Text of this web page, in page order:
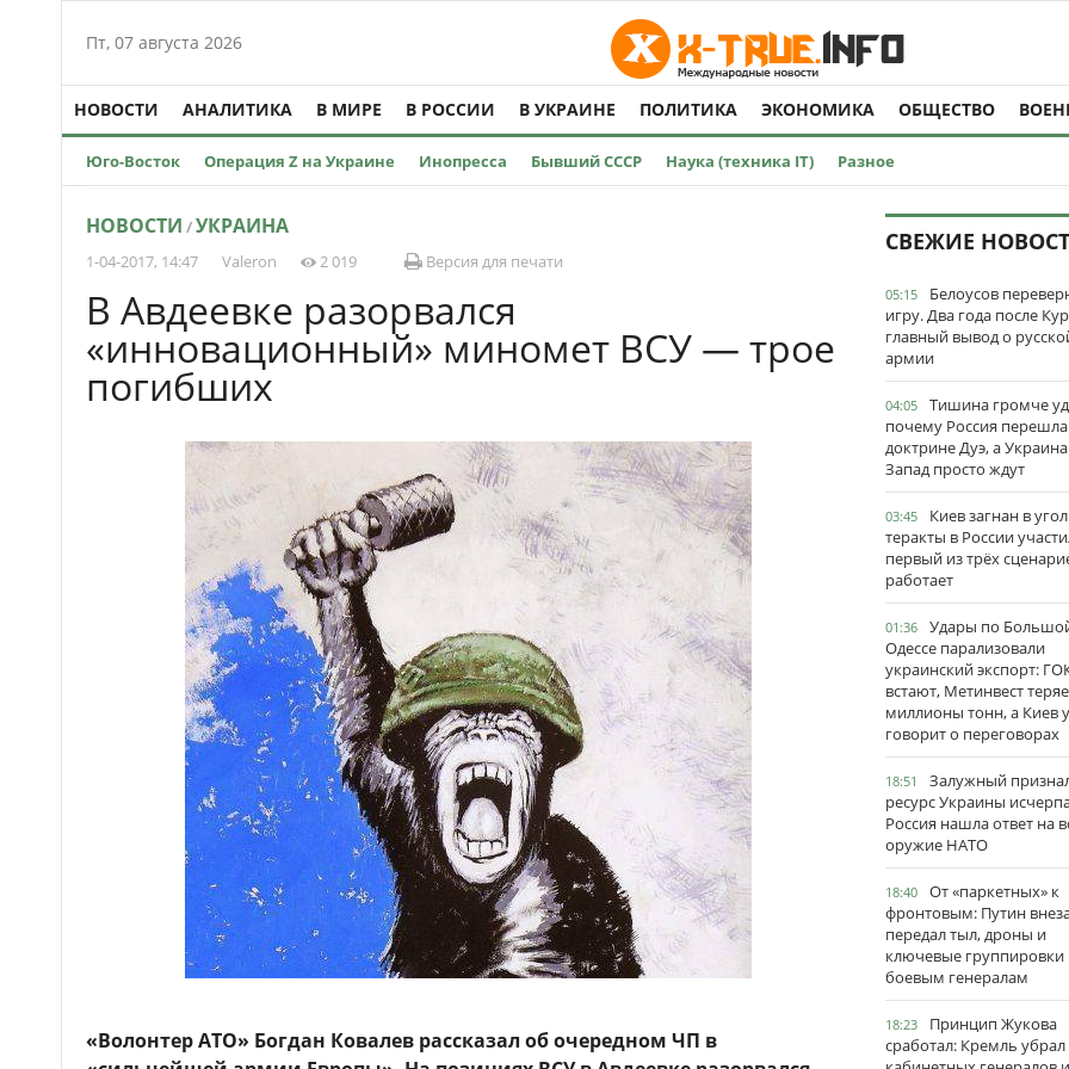
Пт, 07 августа 2026
НОВОСТИ АНАЛИТИКА В МИРЕ В РОССИИ В УКРАИНЕ ПОЛИТИКА ЭКОНОМИКА ОБЩЕСТВО
Юго-Восток Операция Z на Украине Инопресса Бывший СССР Наука (техника IT) Разное
НОВОСТИ /УКРАИНА
1-04-2017, 14:47 Valeron 2 019 Версия для печати
В Авдеевке разорвался
«инновационный» миномет ВСУ — трое
погибших
«Волонтер АТО» Богдан Ковалев рассказал об очередном ЧП в
СВЕЖИЕ
05:15
Белоусов
игру. Два года после
главный вывод о
армии
04:05
Тишина громче
почему Россия
доктрине Дуэ, а
Запад просто ждут
03:45
Киев загнан в
теракты в России
первый из трёх
работает
01:36
Удары по
Одессе парализовали
украинский экспорт:
встают, Метинвест
миллионы тонн, а Киев
говорит о переговорах
18:51
Залужный
ресурс Украины
Россия нашла ответ на
оружие НАТО
18:40
От «паркетных» к
фронтовым: Путин
передал тыл, дроны и
ключевые группировки
боевым генералам
18:23
Принцип Жукова
сработал: Кремль убрал